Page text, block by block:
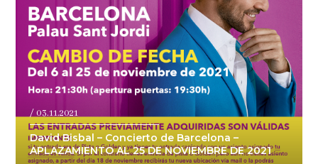
/ 03.11.2021
David Bisbal – Concierto de Barcelona –
APLAZAMIENTO AL 25 DE NOVIEMBRE DE 2021